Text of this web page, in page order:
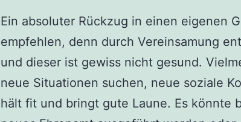
Ein absoluter Rückzug in einen eigenen
empfehlen, denn durch Vereinsamung
und dieser ist gewiss nicht gesund.
neue Situationen suchen, neue soziale
hält fit und bringt gute Laune. Es könnte